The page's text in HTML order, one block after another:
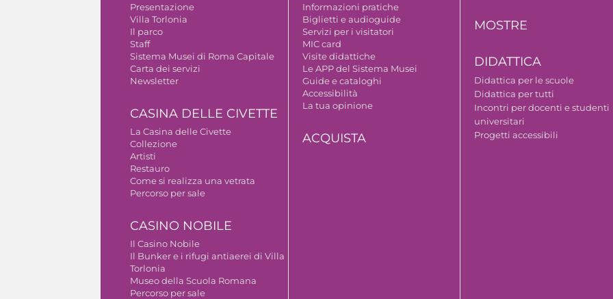
Presentazione
Villa Torlonia
Il parco
Staff
Sistema Musei di Roma Capitale
Carta dei servizi
Newsletter
CASINA DELLE CIVETTE
La Casina delle Civette
Collezione
Artisti
Restauro
Come si realizza una vetrata
Percorso per sale
CASINO NOBILE
Il Casino Nobile
Il Bunker e i rifugi antiaerei di Villa
Torlonia
Museo della Scuola Romana
Percorso per sale
Informazioni pratiche
Biglietti e audioguide
Servizi per i visitatori
MIC card
Visite didattiche
Le APP del Sistema Musei
Guide e cataloghi
Accessibilità
La tua opinione
ACQUISTA
MOSTRE
DIDATTICA
Didattica per le scuole
Didattica per tutti
Incontri per docenti e studenti
universitari
Progetti accessibili